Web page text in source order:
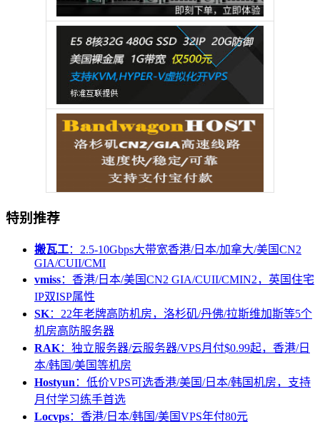
特别推荐
搬瓦工：2.5-10Gbps大带宽香港/日本/加拿大/美国CN2
GIA/CUII/CMI
vmiss：香港/日本/美国CN2 GIA/CUII/CMIN2，英国住宅
IP双ISP属性
SK：22年老牌高防机房，洛杉矶/丹佛/拉斯维加斯等5个
机房高防服务器
RAK：独立服务器/云服务器/VPS月付$0.99起，香港/日
本/韩国/美国等机房
Hostyun ：低价VPS可选香港/美国/日本/韩国机房，支持
月付学习练手首选
Locvps：香港/日本/韩国/美国VPS年付80元